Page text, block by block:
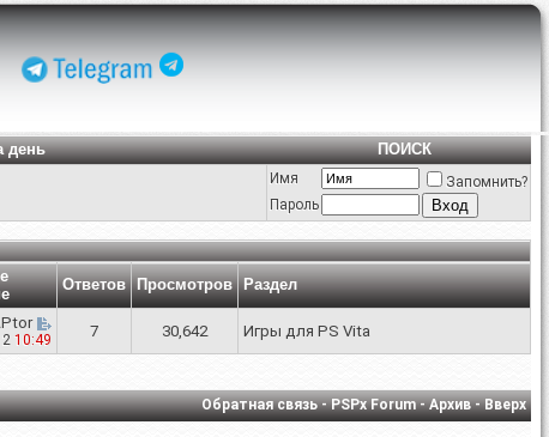
день
ПОИСК
Имя
Запомнить?
Пароль
Ответов Просмотров Раздел
10:49 7 30,642 Игры для PS Vita
Обратная связь-PSPx Forum-Архив-Вверх